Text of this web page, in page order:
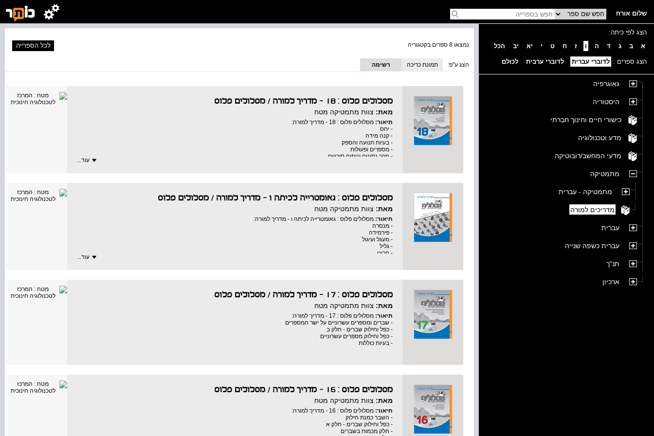
שלום אורח
הצג לפי כיתה:
א
ב ג ד ה ו ז ח ט י יא יב הכל
הצג ספרים : לדוברי עברית לדוברי ערבית לכולם
גאוגרפיה
היסטוריה
כישורי חיים וחינוך חברתי
מדע וטכנולוגיה
מדעי המחשב/רובוטיקה
מתמטיקה
מתמטיקה - עברית
מדריכים למורה
עברית
עברית כשפה שנייה
תנ"ך
ארכיון
נמצאו 8 ספרים בקטגוריה לכל הספרייה
הצג ע''פ: תמונת כריכה רשימה
מסלולים פלוס : 18 - מדריך למורה / מסלולים פלוס
מאת: צוות מתמטיקה מטח
תיאור: מסלולים פלוס : 18 - מדריך למורה:
- יחס
- קנה מידה
- בעיות תנועה והספק
- מספרים ופעולות
- חקר נתונים וניתוח סיכויים
עוד...
מסלולים פלוס : גאומטרייה לכיתה ו - מדריך למורה / מסלולים פלוס
מאת: צוות מתמטיקה מטח
תיאור: מסלולים פלוס : גאומטרייה לכיתה ו - מדריך למורה:
- מנסרה
- פירמידה
- מעגל ועיגול
- גליל
- חרוט
עוד...
מסלולים פלוס : 17 - מדריך למורה / מסלולים פלוס
מאת: צוות מתמטיקה מטח
תיאור: מסלולים פלוס : 17 - מדריך למורה:
- שברים ומספרים עשרוניים על ישר המספרים
- כפל וחילוק שברים - חלק ב
- כפל וחילוק מספרים עשרוניים
- בעיות כוללות
מסלולים פלוס : 16 - מדריך למורה / מסלולים פלוס
מאת: צוות מתמטיקה מטח
תיאור: מסלולים פלוס : 16 - מדריך למורה:
- השבר כמנת חילוק
- כפל וחילוק שברים - חלק א
- חלק מכמות בשברים